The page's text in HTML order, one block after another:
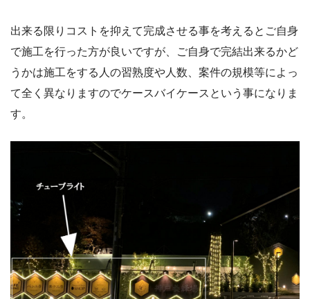
出来る限りコストを抑えて完成させる事を考えるとご自身
で施工を行った方が良いですが、ご自身で完結出来るかど
うかは施工をする人の習熟度や人数、案件の規模等によっ
て全く異なりますのでケースバイケースという事になりま
す。